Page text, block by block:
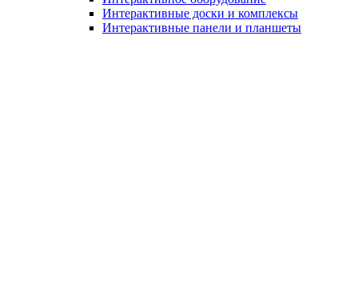
Интерактивные доски и комплексы
Интерактивные панели и планшеты